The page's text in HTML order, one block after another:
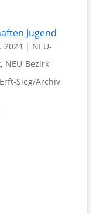
Jugend
2024| NEU-
, NEU-Bezirk-
Sieg/Archiv